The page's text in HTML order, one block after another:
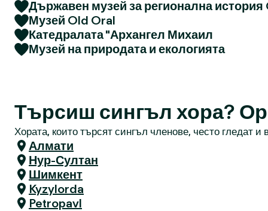
Държавен музей за регионална история
Музей Old Oral
Катедралата "Архангел Михаил
Музей на природата и екологията
Търсиш сингъл хора?
Хората, които търсят сингъл членове, често гледат и
Алмати
Нур-Султан
Шимкент
Kyzylorda
Petropavl